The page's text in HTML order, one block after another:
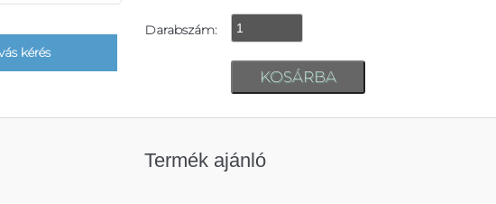
kérés
Darabszám:
Termék ajánló